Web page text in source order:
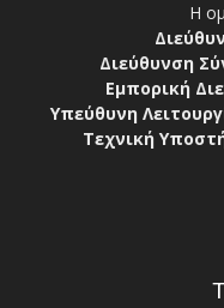
Η
Διεύθυνση
Εμπορική
Υπεύθυνη
Τεχνική